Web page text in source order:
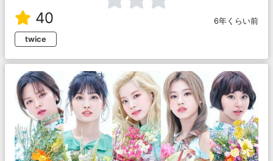
40
6年くらい前
twice